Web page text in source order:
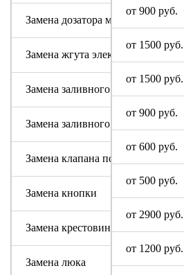
от 900 руб.
от 1500 руб.
от 1500 руб.
от 900 руб.
от 600 руб.
от 500 руб.
от 2900 руб.
от 1200 руб.
Замена дозатора моющих средств
Замена жгута электропроводки
Замена заливного клапана (КЭНа)
Замена заливного шланга
Замена клапана подачи воды
Замена кнопки
Замена крестовины
Замена люка